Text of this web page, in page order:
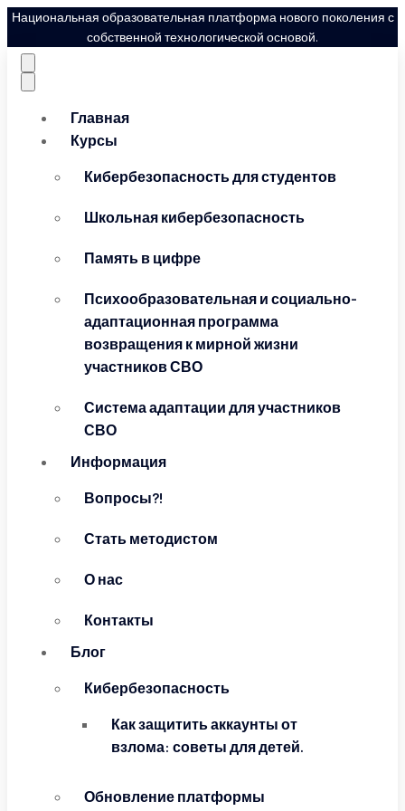
Национальная образовательная платформа нового поколения с
собственной технологической основой.
Главная
Курсы
Кибербезопасность для студентов
Школьная кибербезопасность
Память в цифре
Психообразовательная и социально-
адаптационная программа
возвращения к мирной жизни
участников СВО
Система адаптации для участников
СВО
Информация
Вопросы?!
Стать методистом
О нас
Контакты
Блог
Кибербезопасность
Как защитить аккаунты от
взлома: советы для детей.
Обновление платформы